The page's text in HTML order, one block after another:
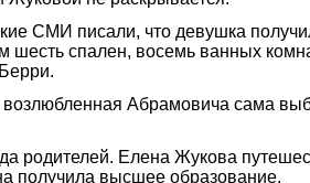
СМИ писали, что девушка
шесть спален, восемь ванных
Абрамовича сама
родителей. Елена Жукова
получила высшее образование.